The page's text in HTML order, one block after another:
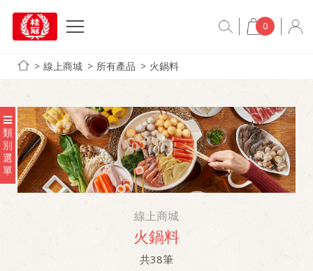
0
線上商城 所有產品 火鍋料
類
別
選
單
線上商城
火鍋料
共38筆